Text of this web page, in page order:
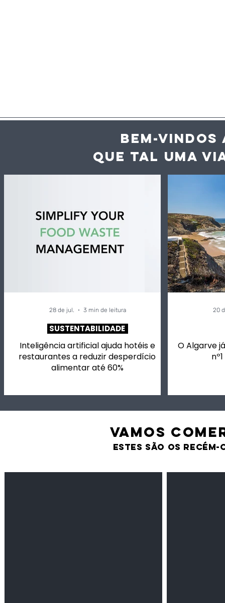
Inteligência artificial
ajuda hotéis e
restaurantes a reduzir
desperdício alimentar
Vaga de
acelera a
dos
BEM-VINDOS
QUE TAL UMA
Inteligência artificial ajuda hotéis e
restaurantes a reduzir desperdício
alimentar até 60%
SUSTENTABILIDADE
28 de jul. 3 min de leitura
O Algarve
20
VAMOS
estes são os recém-